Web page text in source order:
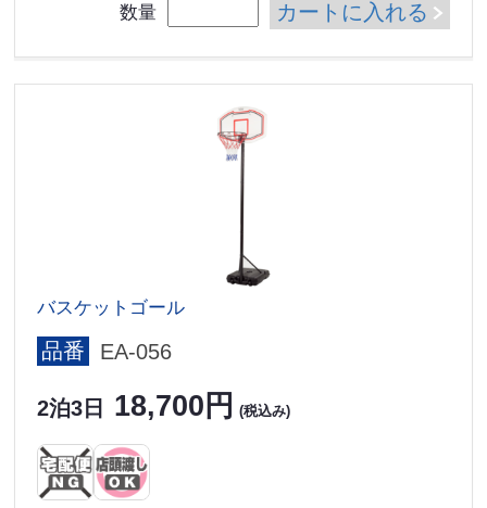
数量 カートに入れる
バスケットゴール
品番 EA-056
2泊3日 18,700円 (税込み)